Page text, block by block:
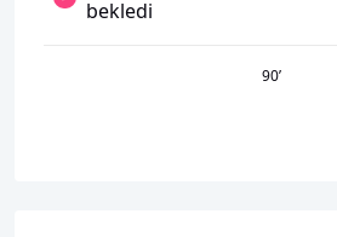
bekledi
90’